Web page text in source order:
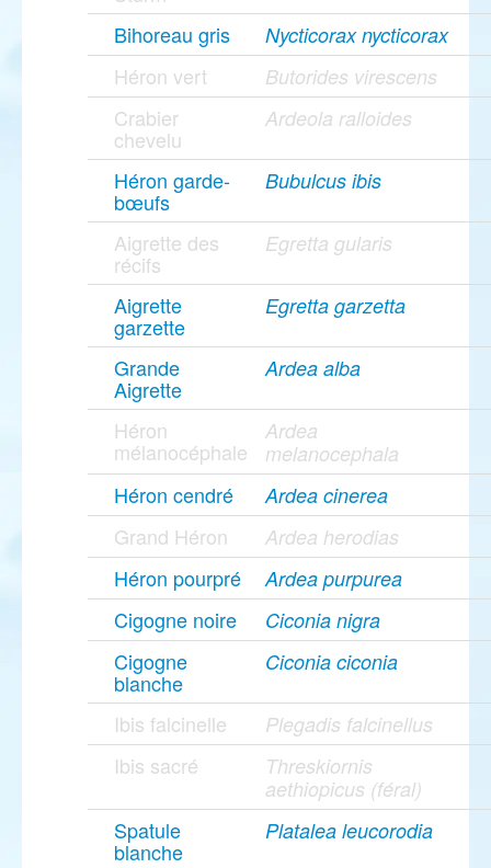
Bihoreau gris
Nycticorax nycticorax
Héron vert Butorides virescens
Crabier
chevelu
Ardeola ralloides
Héron garde-
bœufs
Bubulcus ibis
Aigrette des
récifs
Egretta gularis
Aigrette
garzette
Egretta garzetta
Grande
Aigrette
Ardea alba
Héron
mélanocéphale
Ardea
melanocephala
Héron cendré Ardea cinerea
Grand Héron Ardea herodias
Héron pourpré Ardea purpurea
Cigogne noire Ciconia nigra
Cigogne
blanche
Ciconia ciconia
Ibis falcinelle Plegadis falcinellus
Ibis sacré
Threskiornis
aethiopicus (féral)
Spatule
blanche
Platalea leucorodia